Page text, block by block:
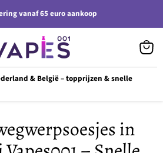
vanaf 65 euro aankoop
& België – topprijzen & snelle
in